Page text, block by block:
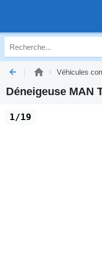
Véhicules
Déneigeuse MAN
1/19